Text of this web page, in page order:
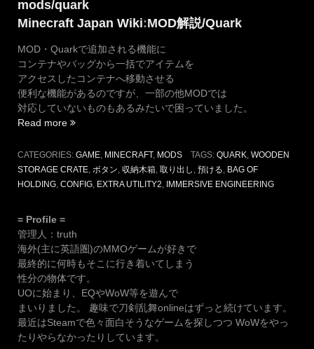
mods/quark
Minecraft Japan Wiki:MOD解説/Quark
MOD・Quarkで追加される機能に
コンテナやバッグから一括でアイテムを
アクセスしたコンテナへ移動させる
便利な機能があるのですが、一部の他MODでは
対応していないものもあるみたいで困っていました。
Read more “【マ
ク
ラ】
Quark
出
し・
預
け
る」
の
追
加
CATEGORIES: GAME MINECRAFT, MODS TAGS: QUARK WOODEN
STORAGE CRATE ボタン 収納木箱 取り出し 預ける BAG OF
HOLDING CONFIG EXTRA UTILITY2 IMMERSIVE ENGINEERING
= Profile =
管理人：truth
海外(主に英語圏)のMMOゲームが好きで
最終的に何時もそこに行き着いてしまう
性分の物体です。
UOに始まり、EQやWoW等を遊んで
まいりました。 趣味で刀剣乱舞onlineはずっと続けています。
最近はSteamで色々面白そうなゲームを探しつつ WoWをやっ
たりやらなかったりしています。